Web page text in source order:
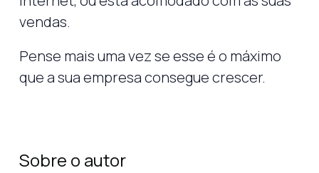
vendas.
Pense mais uma vez se esse é o máximo
que a sua empresa consegue crescer.
Sobre o autor